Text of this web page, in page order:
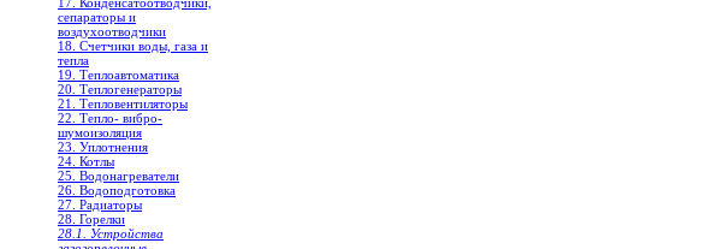
сепараторы и
воздухоотводчики
18. Счетчики воды, газа и
тепла
19. Теплоавтоматика
20. Теплогенераторы
21. Тепловентиляторы
22. Тепло- вибро-
шумоизоляция
23. Уплотнения
24. Котлы
25. Водонагреватели
26. Водоподготовка
27. Радиаторы
28. Горелки
28.1. Устройства